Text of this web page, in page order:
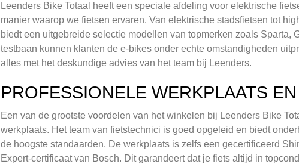
Leenders Bike Totaal heeft een speciale afdeling voor elektrische
manier waarop we fietsen ervaren. Van elektrische stadsfietsen tot
biedt een uitgebreide selectie modellen van topmerken zoals Sparta,
testbaan kunnen klanten de e-bikes onder echte omstandigheden
alles met het deskundige advies van het team bij Leenders.
PROFESSIONELE WERKPLAATS
Een van de grootste voordelen van het winkelen bij Leenders Bike
werkplaats. Het team van fietstechnici is goed opgeleid en biedt
de hoogste standaarden. De werkplaats is zelfs een gecertificeerd
Expert-certificaat van Bosch. Dit garandeert dat je fiets altijd in